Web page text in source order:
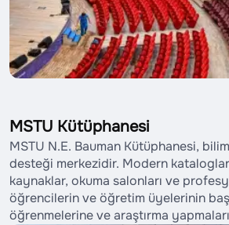
MSTU Kütüphanesi
MSTU N.E. Bauman Kütüphanesi,
desteği merkezidir. Modern
kaynaklar, okuma salonları ve
öğrencilerin ve öğretim üyelerinin
öğrenmelerine ve araştırma